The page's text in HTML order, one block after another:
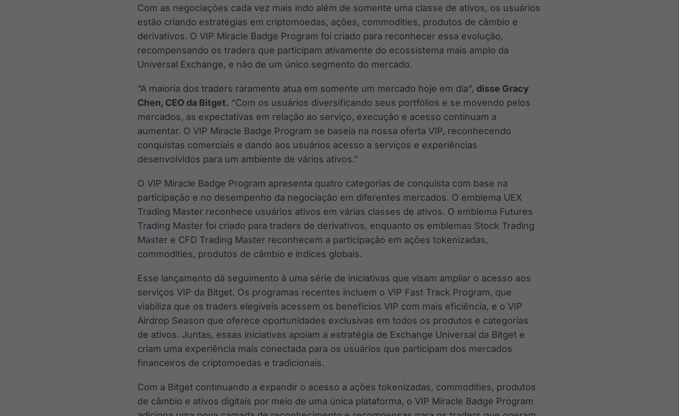
Com as negociações cada vez mais indo além de somente uma classe de ativos, os usuários
estão criando estratégias em criptomoedas, ações, commodities, produtos de câmbio e
derivativos. O VIP Miracle Badge Program foi criado para reconhecer essa evolução,
recompensando os traders que participam ativamente do ecossistema mais amplo da
Universal Exchange, e não de um único segmento do mercado.
“A maioria dos traders raramente atua em somente um mercado hoje em dia”, disse Gracy
Chen, CEO da Bitget. “Com os usuários diversificando seus portfólios e se movendo pelos
mercados, as expectativas em relação ao serviço, execução e acesso continuam a
aumentar. O VIP Miracle Badge Program se baseia na nossa oferta VIP, reconhecendo
conquistas comerciais e dando aos usuários acesso a serviços e experiências
desenvolvidos para um ambiente de vários ativos.”
O VIP Miracle Badge Program apresenta quatro categorias de conquista com base na
participação e no desempenho da negociação em diferentes mercados. O emblema UEX
Trading Master reconhece usuários ativos em várias classes de ativos. O emblema Futures
Trading Master foi criado para traders de derivativos, enquanto os emblemas Stock Trading
Master e CFD Trading Master reconhecem a participação em ações tokenizadas,
commodities, produtos de câmbio e índices globais.
Esse lançamento dá seguimento à uma série de iniciativas que visam ampliar o acesso aos
serviços VIP da Bitget. Os programas recentes incluem o VIP Fast Track Program, que
viabiliza que os traders elegíveis acessem os benefícios VIP com mais eficiência, e o VIP
Airdrop Season que oferece oportunidades exclusivas em todos os produtos e categorias
de ativos. Juntas, essas iniciativas apoiam a estratégia de Exchange Universal da Bitget e
criam uma experiência mais conectada para os usuários que participam dos mercados
financeiros de criptomoedas e tradicionais.
Com a Bitget continuando a expandir o acesso a ações tokenizadas, commodities, produtos
de câmbio e ativos digitais por meio de uma única plataforma, o VIP Miracle Badge Program